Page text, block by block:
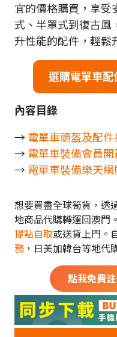
宜的價格購買，享受
式、半罩式到復古風
升性能的配件，輕鬆
選購電單車配
內容目錄
→ 電單車頭盔及配件
→ 電單車裝備會員開
→ 電單車裝備樂天網
想要買盡全球筍貨，透
地商品代購轉運回澳門
提點自取或送貨上門。
務 ，日美加韓台等地代
點我免費